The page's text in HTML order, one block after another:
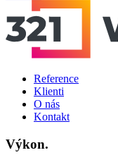
Reference
Klienti
O nás
Kontakt
Výkon.